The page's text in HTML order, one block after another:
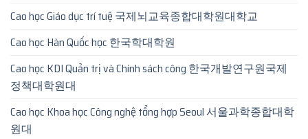
Cao học Giáo dục trí tuệ 국제뇌교육종합대학원대학교
Cao học Hàn Quốc học 한국학대학원
Cao học KDI Quản trị và Chính sách công 한국개발연구원국제
정책대학원대
Cao học Khoa học Công nghệ tổng hợp Seoul 서울과학종합대학
원대